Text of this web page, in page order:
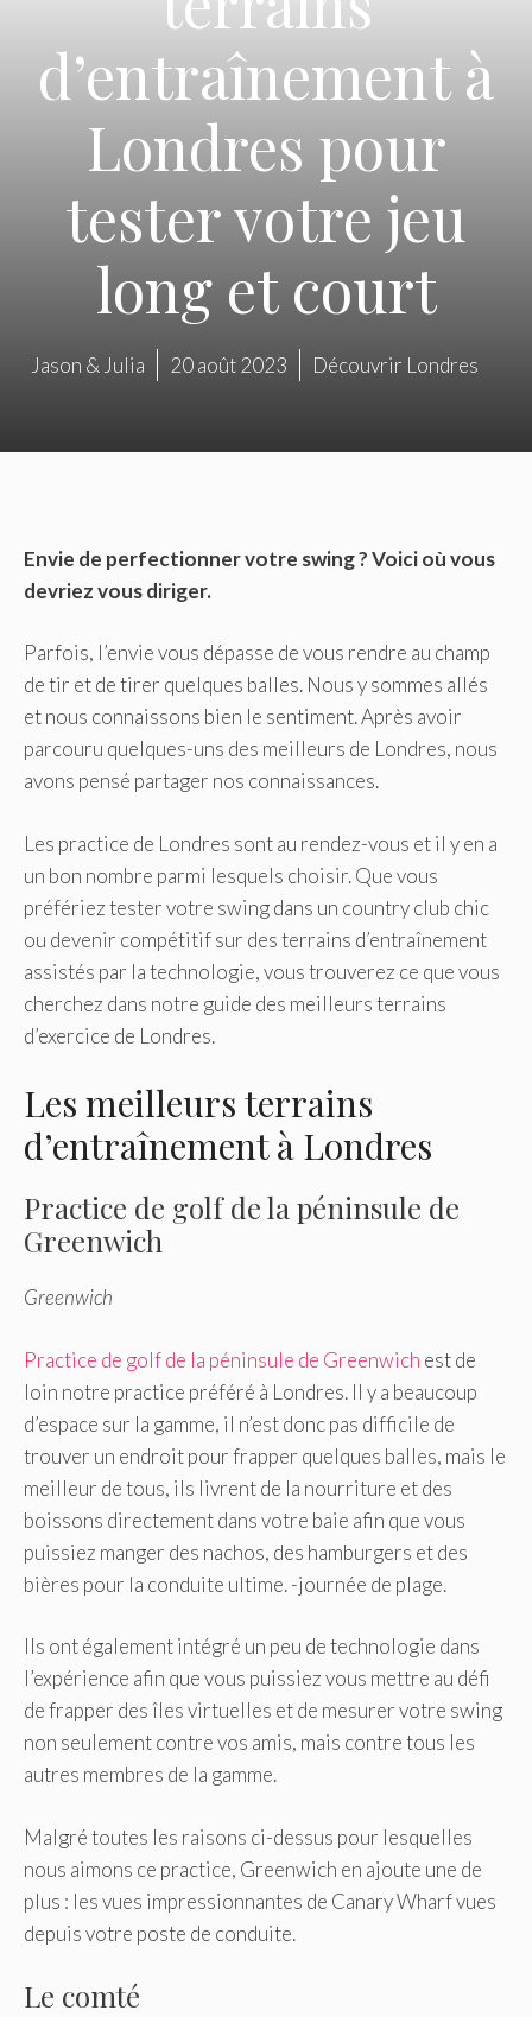
d’entraînement à
Londres pour
tester votre jeu
long et court
Jason & Julia 20 août 2023 Découvrir Londres
Envie de perfectionner votre swing ? Voici où vous
devriez vous diriger.
Parfois, l’envie vous dépasse de vous rendre au champ
de tir et de tirer quelques balles. Nous y sommes allés
et nous connaissons bien le sentiment. Après avoir
parcouru quelques-uns des meilleurs de Londres, nous
avons pensé partager nos connaissances.
Les practice de Londres sont au rendez-vous et il y en a
un bon nombre parmi lesquels choisir. Que vous
préfériez tester votre swing dans un country club chic
ou devenir compétitif sur des terrains d’entraînement
assistés par la technologie, vous trouverez ce que vous
cherchez dans notre guide des meilleurs terrains
d’exercice de Londres.
Les meilleurs terrains
d’entraînement à Londres
Practice de golf de la péninsule de
Greenwich
Greenwich
Practice de golf de la péninsule de Greenwich est de
loin notre practice préféré à Londres. Il y a beaucoup
d’espace sur la gamme, il n’est donc pas difficile de
trouver un endroit pour frapper quelques balles, mais le
meilleur de tous, ils livrent de la nourriture et des
boissons directement dans votre baie afin que vous
puissiez manger des nachos, des hamburgers et des
bières pour la conduite ultime. -journée de plage.
Ils ont également intégré un peu de technologie dans
l’expérience afin que vous puissiez vous mettre au défi
de frapper des îles virtuelles et de mesurer votre swing
non seulement contre vos amis, mais contre tous les
autres membres de la gamme.
Malgré toutes les raisons ci-dessus pour lesquelles
nous aimons ce practice, Greenwich en ajoute une de
plus : les vues impressionnantes de Canary Wharf vues
depuis votre poste de conduite.
Le comté